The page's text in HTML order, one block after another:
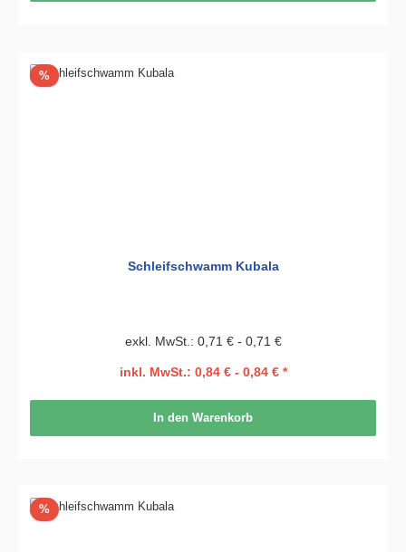
%Rabatt
Schleifschwamm Kubala
exkl. MwSt.: 0,71 € - 0,71 €
inkl. MwSt.: 0,84 € - 0,84 € *
In den Warenkorb
%Rabatt